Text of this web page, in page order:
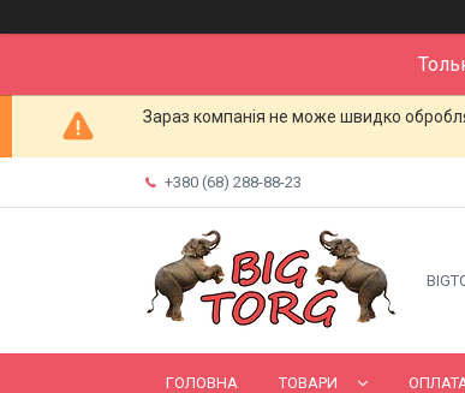
Зараз компанія не може швидко
+380 (68) 288-88-23
ГОЛОВНА ТОВАРИ